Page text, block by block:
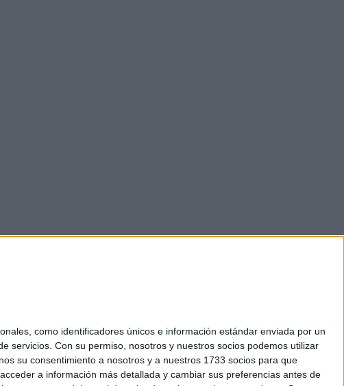
como identificadores únicos e información estándar enviada por un
servicios. Con su permiso, nosotros y nuestros socios podemos utilizar
su consentimiento a nosotros y a nuestros 1733 socios para que
a información más detallada y cambiar sus preferencias antes de
de cookies